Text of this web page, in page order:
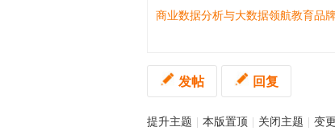
商业数据分析与大数据领航教育品
发帖 回复
提升主题 本版置顶 关闭主题 变